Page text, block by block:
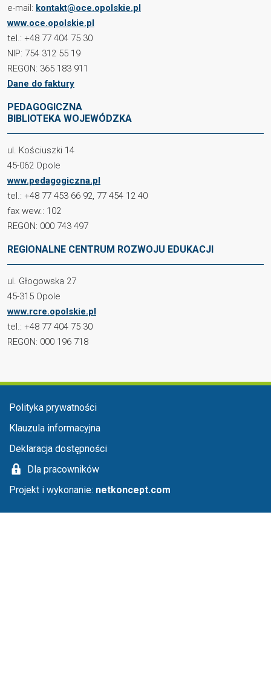
e-mail: kontakt@oce.opolskie.pl
www.oce.opolskie.pl
tel.: +48 77 404 75 30
NIP: 754 312 55 19
REGON: 365 183 911
Dane do faktury
PEDAGOGICZNA
BIBLIOTEKA WOJEWÓDZKA
ul. Kościuszki 14
45-062 Opole
www.pedagogiczna.pl
tel.: +48 77 453 66 92, 77 454 12 40
fax wew.: 102
REGON: 000 743 497
REGIONALNE CENTRUM ROZWOJU EDUKACJI
ul. Głogowska 27
45-315 Opole
www.rcre.opolskie.pl
tel.: +48 77 404 75 30
REGON: 000 196 718
Menu stopka
Polityka prywatności
Klauzula informacyjna
Deklaracja dostępności
Dla pracowników
Projekt i wykonanie: netkoncept.com